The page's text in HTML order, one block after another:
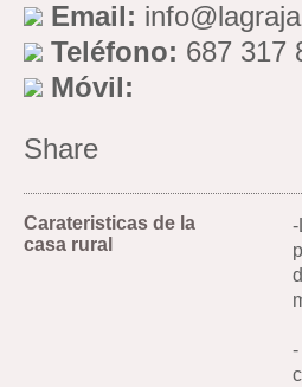
Email:
Teléfono: 687 317
Móvil:
Share
Carateristicas de la
casa rural